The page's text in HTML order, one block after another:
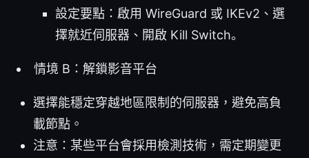
設定要點：啟用 WireGuard 或 IKEv2、選
擇就近伺服器、開啟 Kill Switch。
情境 B：解鎖影音平台
選擇能穩定穿越地區限制的伺服器，避免高負
載節點。
注意：某些平台會採用檢測技術，需定期變更